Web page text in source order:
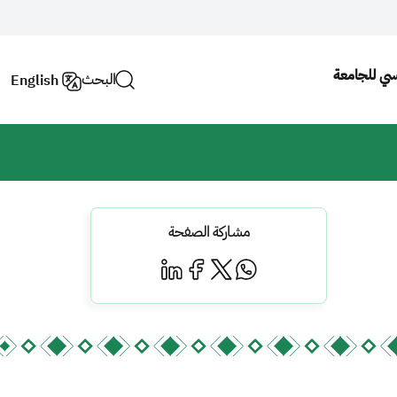
للجامعة البحث English
مشاركة الصفحة